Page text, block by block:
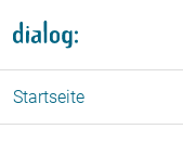
Startseite